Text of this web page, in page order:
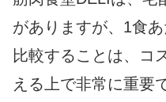
がありますが、1食
比較することは、コ
える上で非常に重要